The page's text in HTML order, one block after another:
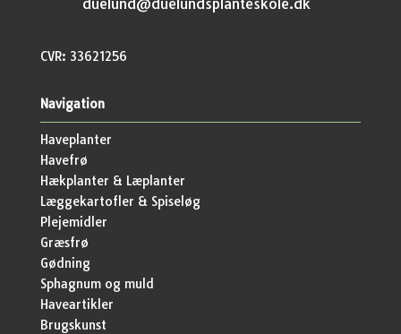
CVR: 33621256
Navigation
Haveplanter
Havefrø
Hækplanter & Læplanter
Læggekartofler & Spiseløg
Plejemidler
Græsfrø
Gødning
Sphagnum og muld
Haveartikler
Brugskunst